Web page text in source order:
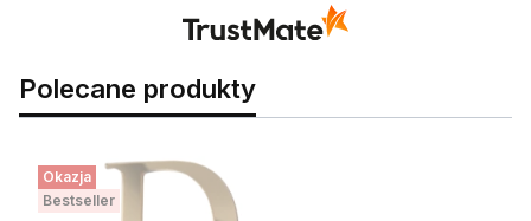
Polecane produkty
Okazja
Bestseller